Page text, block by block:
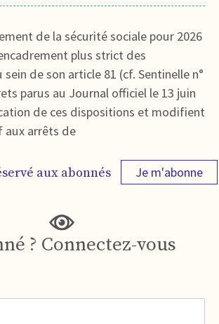
de la sécurité sociale pour 2026
plus strict des
de son article 81 (cf. Sentinelle n°
parus au Journal officiel le 13 juin
de ces dispositions et modifient
aux arrêts de
aux abonnés Je m'abonne
? Connectez-vous